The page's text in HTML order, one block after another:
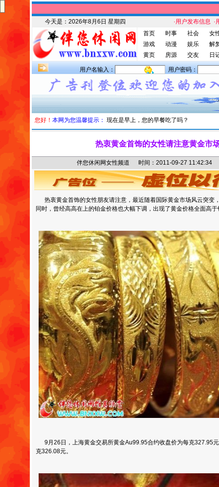
今天是： 2026年8月6日 星期四 ·用户发布信息 ·
首页
时事 社会
女
游戏
动漫 娱乐
解
黄页
房源 交友 日
用户名输入： 用户密码：
您好！ 本网为您温馨提示： 现在是早上，您的早餐吃了吗？
热衷黄金首饰的女性请注意黄金市
伴您休闲网女性频道 时间：2011-09-27
热衷黄金首饰的女性朋友请注意，最近随着国际黄金市场风云突变
同时，曾经高高在上的铂金价格也大幅下调，出现了黄金价格全面高
9月26日，上海黄金交易所黄金Au99.95合约收盘价为每克327.95
克326.08元。